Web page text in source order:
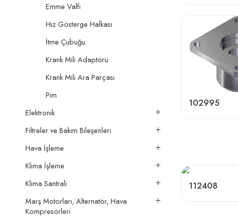
102995
112408
Emme Valfi
Hız Gösterge Halkası
İtme Çubuğu
Krank Mili Adaptörü
Krank Mili Ara Parçası
Pim
Elektronik
Filtreler ve Bakım Bileşenleri
Hava İşleme
Klima İşleme
Klima Santrali
Marş Motorları, Alternatör, Hava
Kompresörleri